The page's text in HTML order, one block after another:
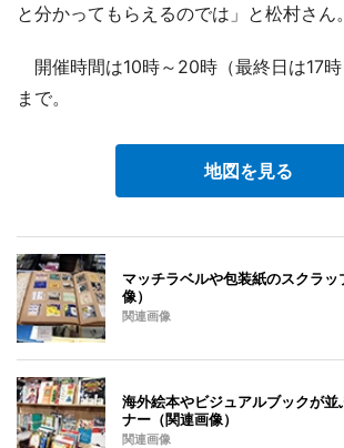
と分かってもらえるのでは」と松村さん。
開催時間は10時～20時（最終日は17
まで。
地図を見る
マッチラベルや包装紙のスクラ
像）
関連画像
海外絵本やビジュアルブックが
ナー（関連画像）
関連画像